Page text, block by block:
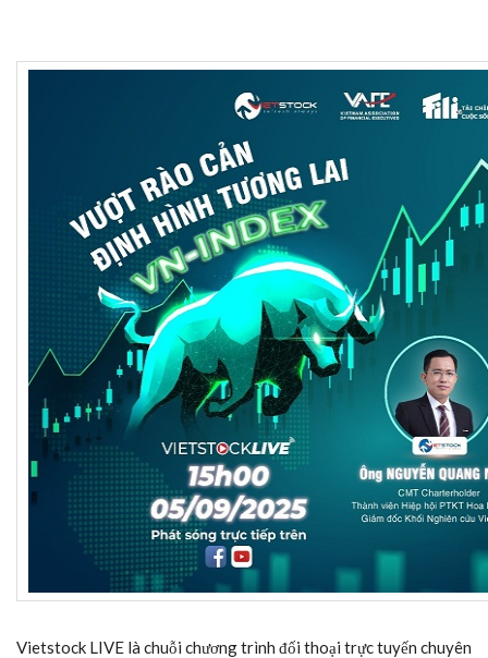
Vietstock LIVE là chuỗi chương trình đối thoại trực tuyến chuyên